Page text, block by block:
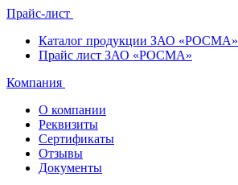
Прайс-лист
Каталог продукции ЗАО «РОСМА»
Прайс лист ЗАО «РОСМА»
Компания
О компании
Реквизиты
Сертификаты
Отзывы
Документы